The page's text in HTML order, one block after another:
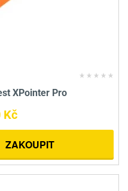
XPointer Pro
Kč
ZAKOUPIT